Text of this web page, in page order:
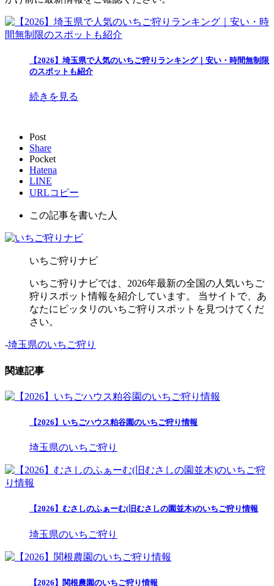
【2026】埼玉県で人気のいちご狩りランキング｜安い・時間無制限
のスポットも紹介
続きを見る
Post
Share
Pocket
Hatena
LINE
URLコピー
この記事を書いた人
いちご狩りナビ
いちご狩りナビでは、2026年最新の全国の人気いちご
狩りスポット情報を紹介しています。 当サイトで、あ
なたにピッタリのいちご狩りスポットを見つけてくだ
さい。
-埼玉県のいちご狩り
関連記事
【2026】いちごハウス粕谷園のいちご狩り情報
埼玉県のいちご狩り
【2026】むさしのふぁーむ(旧むさしの園並木)のいちご狩り情報
埼玉県のいちご狩り
【2026】関根農園のいちご狩り情報